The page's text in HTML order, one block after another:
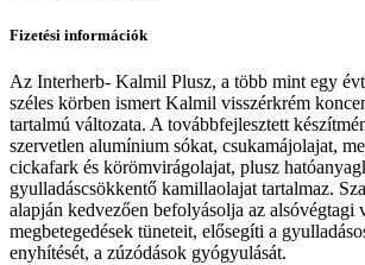
Fizetési információk
Az Interherb- Kalmil Plusz, a több mint egy
széles körben ismert Kalmil visszérkrém
tartalmú változata. A továbbfejlesztett
szervetlen alumínium sókat, csukamájolajat,
cickafark és körömvirágolajat, plusz
gyulladáscsökkentő kamillaolajat tartalmaz.
alapján kedvezően befolyásolja az alsóvégtagi
megbetegedések tüneteit, elősegíti a
enyhítését, a zúzódások gyógyulását.